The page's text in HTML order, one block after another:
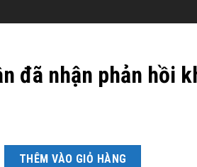
đã nhận phản hồi
phản hồi khách tỉnh số lượng
THÊM VÀO GIỎ HÀNG